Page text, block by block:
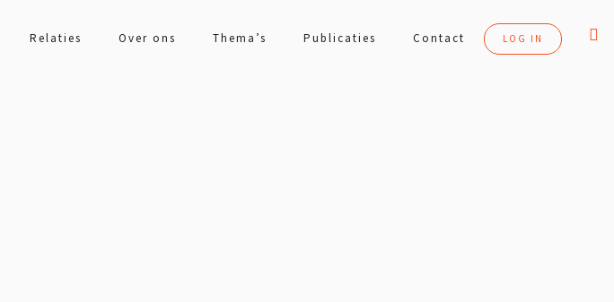
Relaties Over ons Thema’s Publicaties Contact LOG IN